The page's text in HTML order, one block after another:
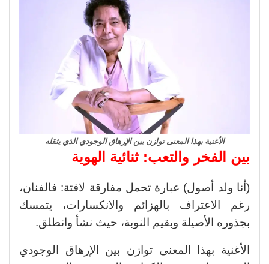
الأغنية بهذا المعنى توازن بين الإرهاق الوجودي الذي يثقله
بين الفخر والتعب: ثنائية الهوية
(أنا ولد أصول) عبارة تحمل مفارقة لافتة: فالفنان،
رغم الاعتراف بالهزائم والانكسارات، يتمسك
بجذوره الأصيلة وبقيم النوبة، حيث نشأ وانطلق.
الأغنية بهذا المعنى توازن بين الإرهاق الوجودي